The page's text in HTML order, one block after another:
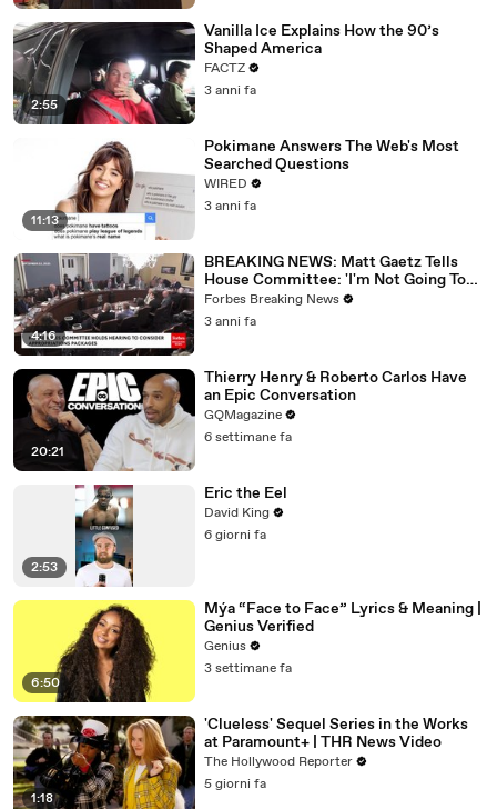
2:55
Vanilla Ice Explains How the 90’s
Shaped America
FACTZ
3 anni fa
11:13
Pokimane Answers The Web's Most
Searched Questions
WIRED
3 anni fa
4:16
BREAKING NEWS: Matt Gaetz Tells
House Committee: 'I'm Not Going To
Vote For A Continuing Resolution'
Forbes Breaking News
3 anni fa
20:21
Thierry Henry & Roberto Carlos Have
an Epic Conversation
GQMagazine
6 settimane fa
2:53
Eric the Eel
David King
6 giorni fa
6:50
Mýa “Face to Face” Lyrics & Meaning |
Genius Verified
Genius
3 settimane fa
1:18
'Clueless' Sequel Series in the Works
at Paramount+ | THR News Video
The Hollywood Reporter
5 giorni fa